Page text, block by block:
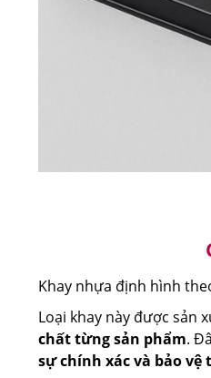
Khay nhựa định hình
Loại khay này được sản
chất từng sản phẩm.
sự chính xác và bảo vệ